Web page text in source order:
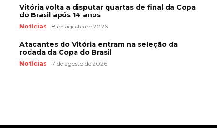
Vitória volta a disputar quartas de final da Copa
do Brasil após 14 anos
Notícias 8 de agosto de 2026
Atacantes do Vitória entram na seleção da
rodada da Copa do Brasil
Notícias 7 de agosto de 2026